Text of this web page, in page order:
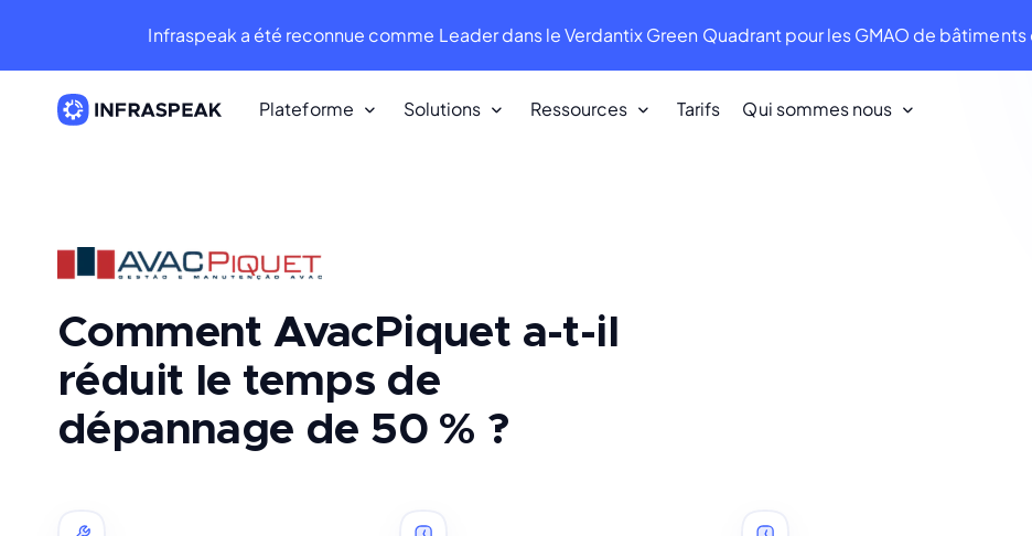
Infraspeak a été reconnue comme Leader dans le Verdantix Green Quadrant pour les GMAO de
Plateforme Solutions Ressources Tarifs Qui sommes nous
Bibliothèque de Contenu
Le meilleur contenu sur la FM et la
Une
Comment AvacPiquet a-t-il
réduit le temps de
dépannage de 50 % ?